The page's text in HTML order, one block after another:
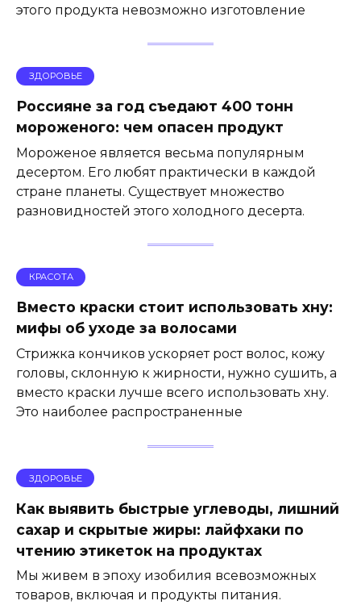
этого продукта невозможно изготовление
ЗДОРОВЬЕ
Россияне за год съедают 400 тонн
мороженого: чем опасен продукт
Мороженое является весьма популярным
десертом. Его любят практически в каждой
стране планеты. Существует множество
разновидностей этого холодного десерта.
КРАСОТА
Вместо краски стоит использовать хну:
мифы об уходе за волосами
Стрижка кончиков ускоряет рост волос, кожу
головы, склонную к жирности, нужно сушить, а
вместо краски лучше всего использовать хну.
Это наиболее распространенные
ЗДОРОВЬЕ
Как выявить быстрые углеводы, лишний
сахар и скрытые жиры: лайфхаки по
чтению этикеток на продуктах
Мы живем в эпоху изобилия всевозможных
товаров, включая и продукты питания.